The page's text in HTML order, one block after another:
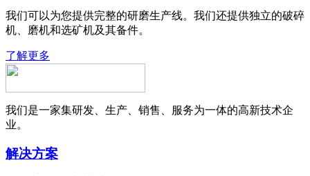
我们可以为您提供完整的研磨生产线。我们还提供独立的破碎
机、磨机和选矿机及其备件。
了解更多
我们是一家集研发、生产、销售、服务为一体的高新技术企
业。
解决方案